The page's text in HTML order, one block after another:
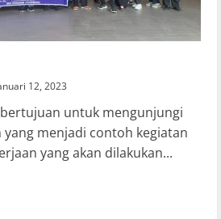
12, 2023
untuk mengunjungi
menjadi contoh kegiatan
yang akan dilakukan...